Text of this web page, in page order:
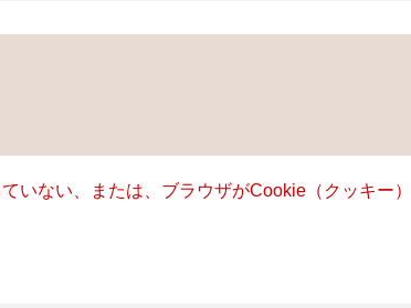
いない、または、ブラウザがCookie（クッキー